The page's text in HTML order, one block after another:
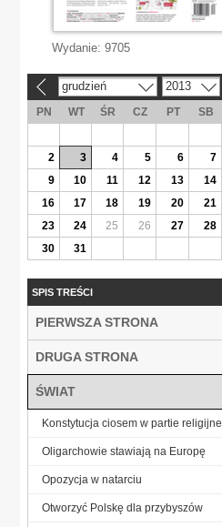
Wydanie: 9705
grudzień 2013
PN WT ŚR CZ PT SB
2
3 4 5 6 7
9
10 11 12 13 14
16
17 18 19 20 21
23
24 25 26 27 28
30
31
SPIS TREŚCI
PIERWSZA STRONA
DRUGA STRONA
ŚWIAT
Konstytucja ciosem w partie religijne
Oligarchowie stawiają na Europę
Opozycja w natarciu
Otworzyć Polskę dla przybyszów